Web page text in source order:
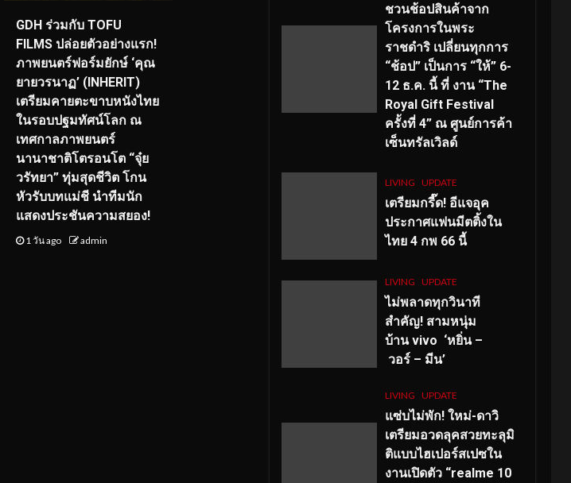
GDH ร่วมกับ TOFU
FILMS ปล่อยตัวอย่างแรก!
ภาพยนตร์ฟอร์มยักษ์ ‘คุณ
ยายวรนาฏ’ (INHERIT)
เตรียมคายตะขาบหนังไทย
ในรอบปฐมทัศน์โลก ณ
เทศกาลภาพยนตร์
นานาชาติโตรอนโต “จุ๋ย
วรัทยา” ทุ่มสุดชีวิต โกน
หัวรับบทแม่ชี นำทีมนัก
แสดงประชันความสยอง!
1 วัน ago admin
ชวนช้อปสินค้าจาก
โครงการในพระ
ราชดำริ เปลี่ยนทุกการ
“ช้อป” เป็นการ “ให้” 6-
12 ธ.ค. นี้ ที่ งาน “The
Royal Gift Festival
ครั้งที่ 4” ณ ศูนย์การค้า
เซ็นทรัลเวิลด์
LIVING UPDATE
เตรียมกรี๊ด! อีแจอุค
ประกาศแฟนมีตติ้งใน
ไทย 4 กพ 66 นี้
LIVING UPDATE
ไม่พลาดทุกวินาที
สำคัญ! สามหนุ่ม
บ้าน vivo ‘หยิ่น –
วอร์ – มีน’
LIVING UPDATE
แซ่บไม่พัก! ใหม่-ดาวิ
เตรียมอวดลุคสวยทะลุมิ
ติแบบไฮเปอร์สเปซใน
งานเปิดตัว “realme 10